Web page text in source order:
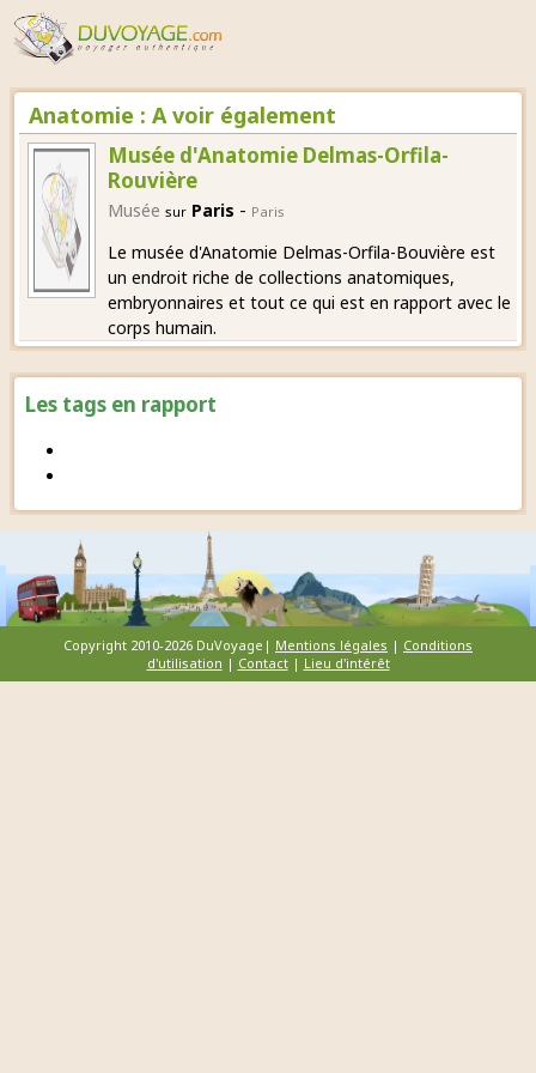
Les tags en rapport
Anatomie : A voir également
Musée d'Anatomie Delmas-Orfila-
Rouvière
Musée sur Paris - Paris
Le musée d'Anatomie Delmas-Orfila-Bouvière est
un endroit riche de collections anatomiques,
embryonnaires et tout ce qui est en rapport avec le
corps humain.
Copyright 2010-2026 DuVoyage| Mentions légales | Conditions
d'utilisation | Contact| Lieu d'intérêt